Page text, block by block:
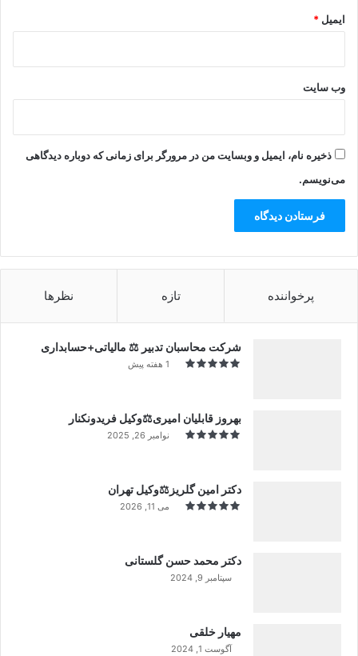
ایمیل *
وب‌ سایت
ذخیره نام، ایمیل و وبسایت من در مرورگر برای زمانی که دوباره دیدگاهی
می‌نویسم.
پرخواننده تازه نظرها
شرکت محاسبان تدبیر ⚖️ مالیاتی+حسابداری
1 هفته پیش
بهروز قابلیان امیری⚖️وکیل فریدونکنار
نوامبر 26, 2025
دکتر امین گلریز⚖️وکیل تهران
می 11, 2026
دکتر محمد حسن گلستانی
سپتامبر 9, 2024
مهیار خلقی
آگوست 1, 2024